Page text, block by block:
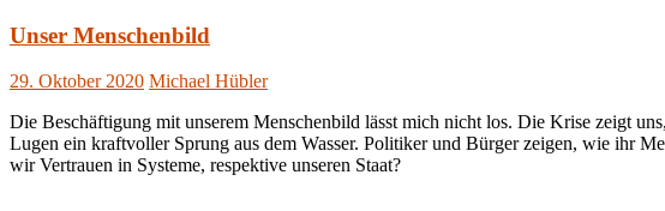
Unser Menschenbild
29. Oktober 2020 Michael Hübler
Die Beschäftigung mit unserem Menschenbild lässt mich nicht los. Die Krise zeigt
Lugen ein kraftvoller Sprung aus dem Wasser. Politiker und Bürger zeigen, wie ihr
wir Vertrauen in Systeme, respektive unseren Staat?